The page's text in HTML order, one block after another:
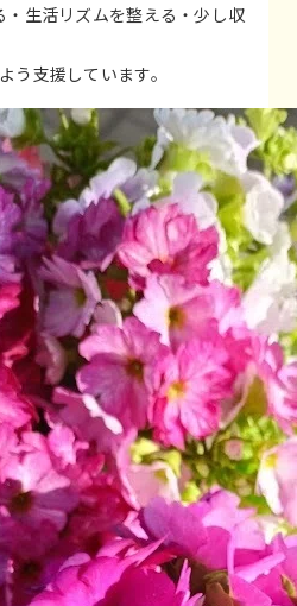
・生活リズムを整える・少し収
う支援しています。